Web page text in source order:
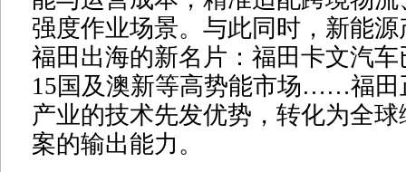
强度作业场景。与此同时，新能
福田出海的新名片：福田卡文汽
15国及澳新等高势能市场……福田
产业的技术先发优势，转化为全
案的输出能力。